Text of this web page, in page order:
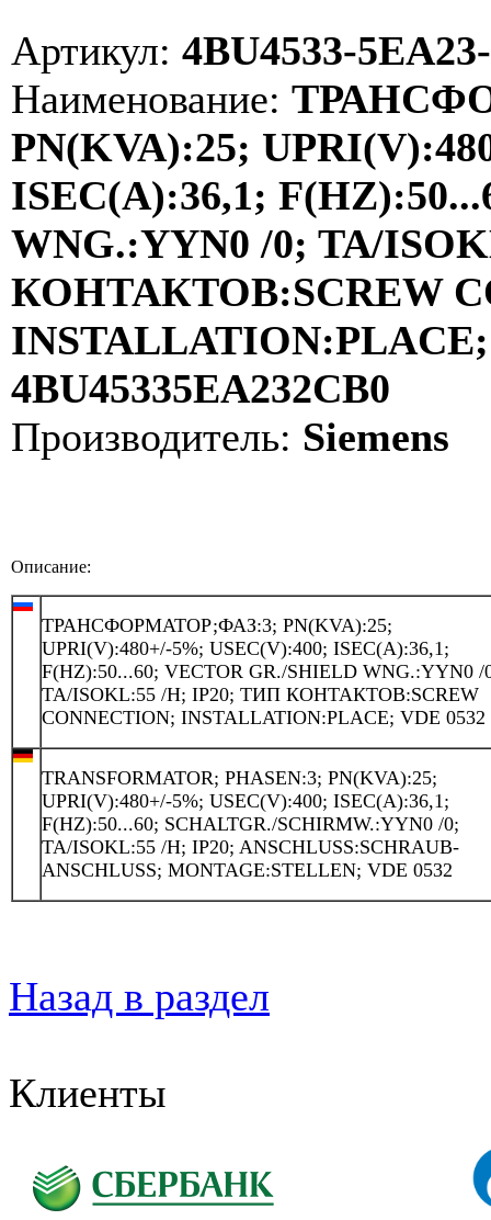
Артикул: 4BU4533-
Наименование:
PN(KVA):25;
ISEC(A):36,1;
WNG.:YYN0 /0; TA/
КОНТАКТОВ:SCREW
INSTALLATION:PLACE;
4BU45335EA232CB0
Производитель: Siemens
Описание:
ТРАНСФОРМАТОР;ФАЗ:3; PN(KVA):25;
UPRI(V):480+/-5%; USEC(V):400; ISEC(A):36,1;
F(HZ):50...60; VECTOR GR./SHIELD WNG.:YYN0 /
TA/ISOKL:55 /H; IP20; ТИП КОНТАКТОВ:SCREW
CONNECTION; INSTALLATION:PLACE; VDE 0532
TRANSFORMATOR; PHASEN:3; PN(KVA):25;
UPRI(V):480+/-5%; USEC(V):400; ISEC(A):36,1;
F(HZ):50...60; SCHALTGR./SCHIRMW.:YYN0 /0;
TA/ISOKL:55 /H; IP20; ANSCHLUSS:SCHRAUB-
ANSCHLUSS; MONTAGE:STELLEN; VDE 0532
Назад в раздел
Клиенты